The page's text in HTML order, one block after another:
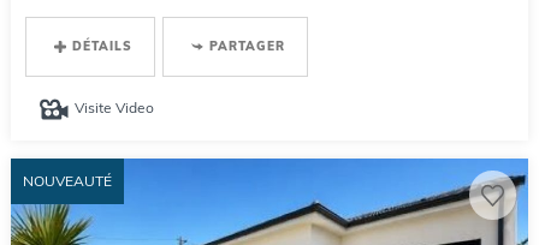
DÉTAILS PARTAGER
Visite Video
NOUVEAUTÉ